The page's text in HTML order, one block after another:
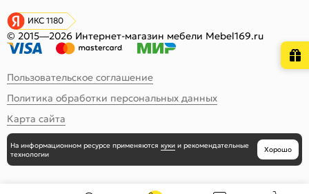
ИКС 1180
© 2015—2026 Интернет-магазин мебели Mebel169.ru
Пользовательское соглашение
Политика обработки персональных данных
Карта сайта
На информационном ресурсе применяются куки и рекомендательные
технологии
Хорошо